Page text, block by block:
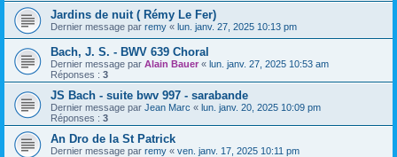
Jardins de nuit ( Rémy Le Fer)
Dernier message par remy « lun. janv. 27, 2025 10:13 pm
Bach, J. S. - BWV 639 Choral
Dernier message par Alain Bauer « lun. janv. 27, 2025 10:53 am
Réponses : 3
JS Bach - suite bwv 997 - sarabande
Dernier message par Jean Marc « lun. janv. 20, 2025 10:09 pm
Réponses : 3
An Dro de la St Patrick
Dernier message par remy « ven. janv. 17, 2025 10:11 pm